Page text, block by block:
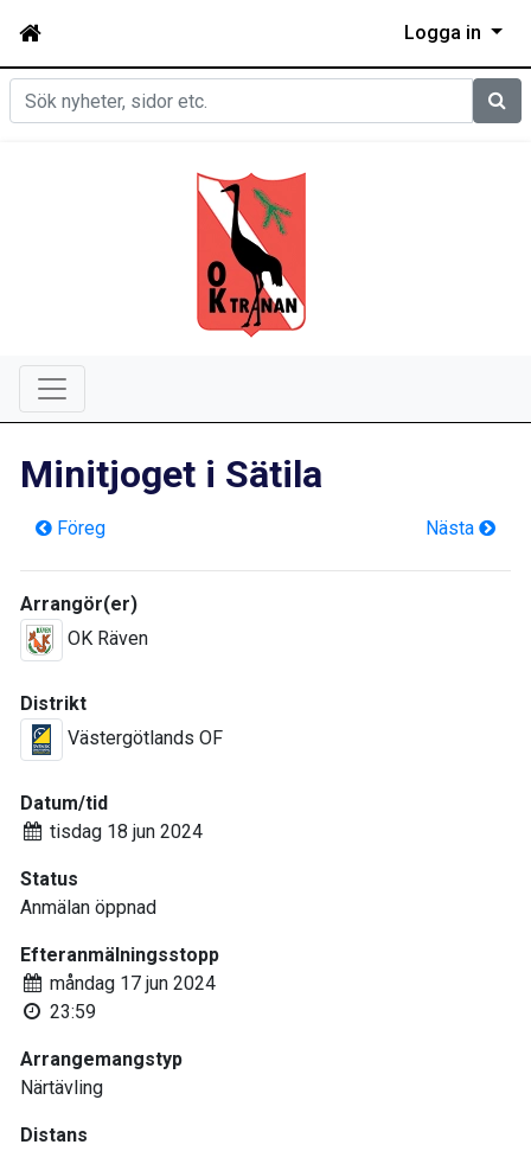
Logga in
Sök
Minitjoget i Sätila
Föreg Nästa
Arrangör(er)
OK Räven
Distrikt
Västergötlands OF
Datum/tid
tisdag 18 jun 2024
Status
Anmälan öppnad
Efteranmälningsstopp
måndag 17 jun 2024
23:59
Arrangemangstyp
Närtävling
Distans